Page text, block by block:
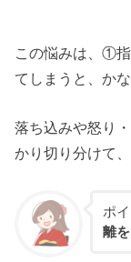
この悩みは、①
てしまうと、かな
落ち込みや怒り
かり切り分けて
ポ
離